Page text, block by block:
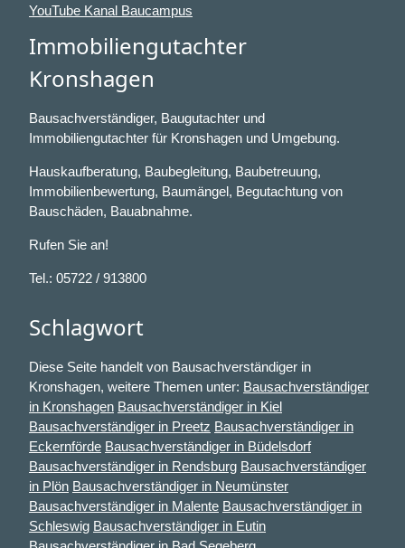
YouTube Kanal Baucampus
Immobiliengutachter
Kronshagen
Bausachverständiger, Baugutachter und
Immobiliengutachter für Kronshagen und Umgebung.
Hauskaufberatung, Baubegleitung, Baubetreuung,
Immobilienbewertung, Baumängel, Begutachtung von
Bauschäden, Bauabnahme.
Rufen Sie an!
Tel.: 05722 / 913800
Schlagwort
Diese Seite handelt von Bausachverständiger in
Kronshagen, weitere Themen unter: Bausachverständiger
in Kronshagen Bausachverständiger in Kiel
Bausachverständiger in Preetz Bausachverständiger in
Eckernförde Bausachverständiger in Büdelsdorf
Bausachverständiger in Rendsburg Bausachverständiger
in Plön Bausachverständiger in Neumünster
Bausachverständiger in Malente Bausachverständiger in
Schleswig Bausachverständiger in Eutin